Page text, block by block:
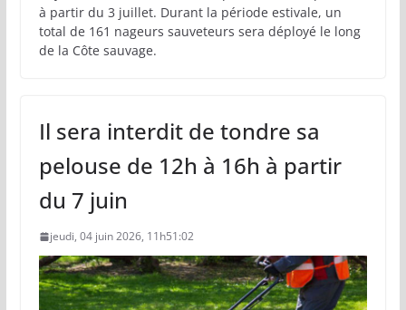
à partir du 3 juillet. Durant la période estivale, un
total de 161 nageurs sauveteurs sera déployé le long
de la Côte sauvage.
Il sera interdit de tondre sa
pelouse de 12h à 16h à partir
du 7 juin
jeudi, 04 juin 2026, 11h51:02